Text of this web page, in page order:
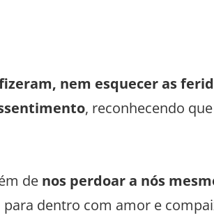
nem esquecer as
, reconhecendo
de nos perdoar a nós
dentro com amor e